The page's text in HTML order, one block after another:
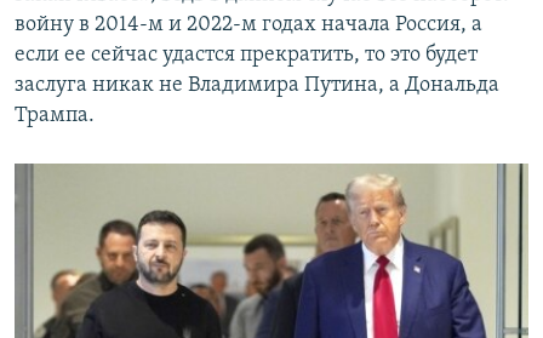
войну в 2014-м и 2022-м годах начала Россия, а
если ее сейчас удастся прекратить, то это будет
заслуга никак не Владимира Путина, а Дональда
Трампа.